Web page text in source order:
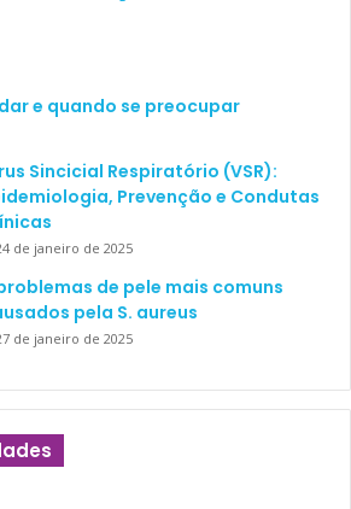
e quando se preocupar
Sincicial Respiratório (VSR):
Prevenção e Condutas
de janeiro de 2025
de pele mais comuns
pela S. aureus
de janeiro de 2025